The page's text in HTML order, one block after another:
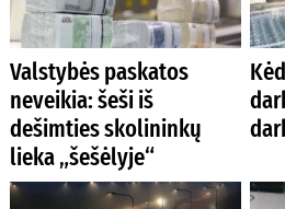
Valstybės paskatos
neveikia: šeši iš
dešimties skolininkų
lieka „šešėlyje“